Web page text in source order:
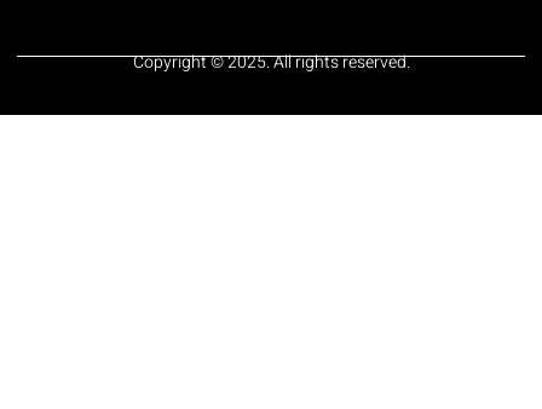
Copyright © 2025. All rights reserved.